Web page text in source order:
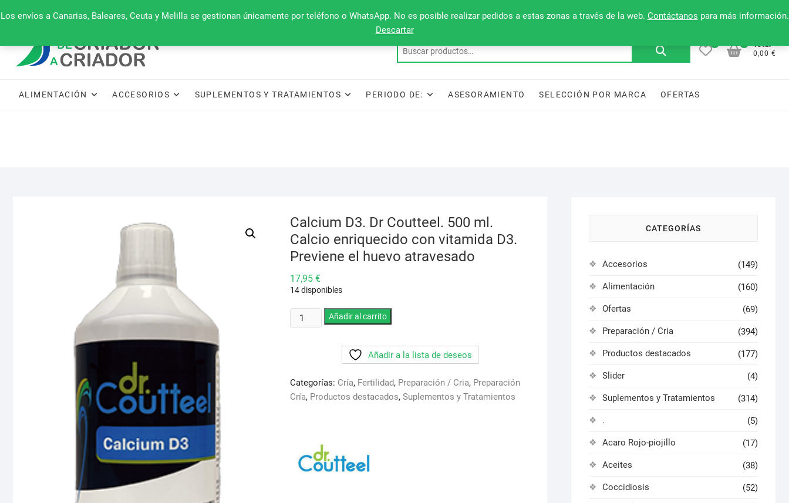
Los envíos a Canarias, Baleares, Ceuta y Melilla se gestionan únicamente por teléfono o WhatsApp. No es posible realizar pedidos a estas zonas a través de la web. Contáctanos para más información.
Descartar
al
660 079 911 Mi cuenta Lista de deseos
Buscar
Total
0,00 €
ALIMENTACIÓN ACCESORIOS SUPLEMENTOS Y TRATAMIENTOS PERIODO DE: ASESORAMIENTO SELECCIÓN POR MARCA OFERTAS
Calcium D3. Dr Coutteel. 500 ml.
Calcio enriquecido con vitamida D3.
Previene el huevo atravesado
17,95 €
14 disponibles
Calcium
D3.
ml.
Calcio
vitamida
D3.
Previene
Añadir al carrito
Añadir a la lista de deseos
Categorías: Cría, Fertilidad, Preparación / Cria, Preparación
Cría, Productos destacados, Suplementos y Tratamientos
CATEGORÍAS
Accesorios (149)
Alimentación (160)
Ofertas (69)
Preparación / Cria (394)
Productos destacados (177)
Slider (4)
Suplementos y Tratamientos (314)
. (5)
Acaro Rojo-piojillo (17)
Aceites (38)
Coccidiosis (52)